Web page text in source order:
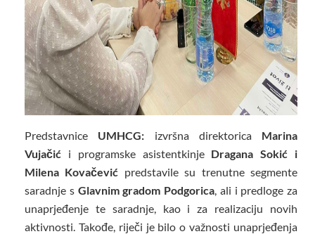
Predstavnice UMHCG: izvršna direktoricaMarina
Vujačić i programske asistentkinjeDragana Sokić i
Milena Kovačević predstavile su trenutne segmente
saradnje s Glavnim gradom Podgorica, ali i predloge za
unaprjeđenje te saradnje, kao i za realizaciju novih
aktivnosti. Takođe, riječi je bilo o važnosti unaprjeđenja